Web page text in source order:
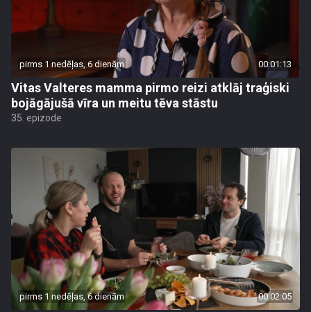
pirms 1 nedēļas, 6 dienām 00:01:13
Vitas Valteres mamma pirmo reizi atklāj traģiski
bojāgājušā vīra un meitu tēva stāstu
35. epizode
pirms 1 nedēļas, 6 dienām 00:02:05